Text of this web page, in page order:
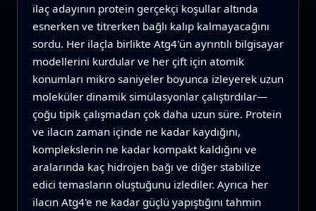
ilaç adayının protein gerçekçi koşullar altında
esnerken ve titrerken bağlı kalıp kalmayacağını
sordu. Her ilaçla birlikte Atg4'ün ayrıntılı bilgisayar
modellerini kurdular ve her çift için atomik
konumları mikro saniyeler boyunca izleyerek uzun
moleküler dinamik simülasyonlar çalıştırdılar—
çoğu tipik çalışmadan çok daha uzun süre. Protein
ve ilacın zaman içinde ne kadar kaydığını,
komplekslerin ne kadar kompakt kaldığını ve
aralarında kaç hidrojen bağı ve diğer stabilize
edici temasların oluştuğunu izlediler. Ayrıca her
ilacın Atg4'e ne kadar güçlü yapıştığını tahmin